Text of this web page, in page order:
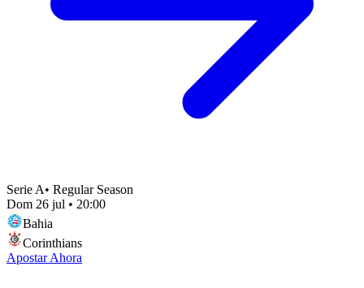
Serie A• Regular Season
Dom 26 jul • 20:00
Bahia
Corinthians
Apostar Ahora